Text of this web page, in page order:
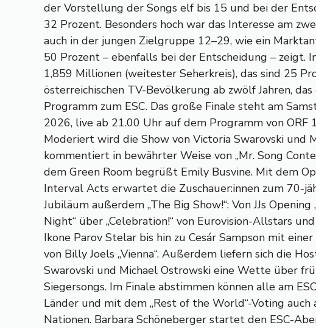
der Vorstellung der Songs elf bis 15 und bei der
32 Prozent. Besonders hoch war das Interesse am
auch in der jungen Zielgruppe 12–29, wie ein
50 Prozent – ebenfalls bei der Entscheidung – zeigt.
1,859 Millionen (weitester Seherkreis), das sind 25
österreichischen TV-Bevölkerung ab zwölf Jahren,
Programm zum ESC. Das große Finale steht am
2026, live ab 21.00 Uhr auf dem Programm von ORF
Moderiert wird die Show von Victoria Swarovski und
kommentiert in bewährter Weise von „Mr. Song
dem Green Room begrüßt Emily Busvine. Mit dem
Interval Acts erwartet die Zuschauer:innen zum 70-
Jubiläum außerdem „The Big Show!“: Von JJs
Night“ über „Celebration!“ von Eurovision-Allstars
Ikone Parov Stelar bis hin zu Cesár Sampson mit
von Billy Joels „Vienna“. Außerdem liefern sich die
Swarovski und Michael Ostrowski eine Wette über
Siegersongs. Im Finale abstimmen können alle am
Länder und mit dem „Rest of the World“-Voting
Nationen. Barbara Schöneberger startet den ESC-